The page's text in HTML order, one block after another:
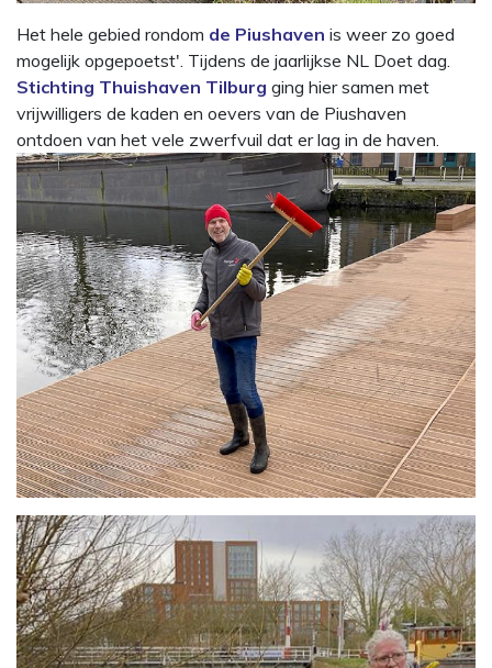
Het hele gebied rondom de Piushaven is weer zo goed
mogelijk opgepoetst'. Tijdens de jaarlijkse NL Doet dag.
Stichting Thuishaven Tilburg ging hier samen met
vrijwilligers de kaden en oevers van de Piushaven
ontdoen van het vele zwerfvuil dat er lag in de haven.